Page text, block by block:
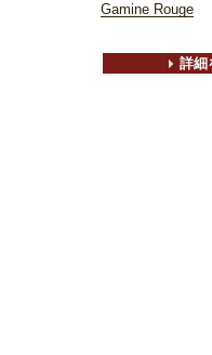
Gamine Rouge
詳細